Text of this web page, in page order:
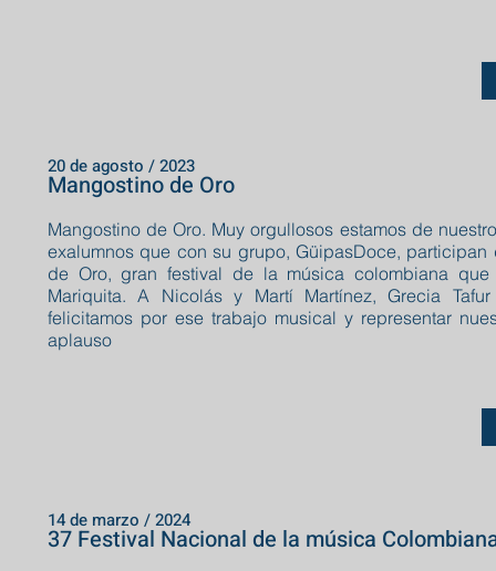
Mangostino de Oro. Muy orgullosos estamos de
exalumnos que con su grupo, GüipasDoce, participan
de Oro, gran festival de la música colombiana
Mariquita. A Nicolás y Martí Martínez, Grecia
felicitamos por ese trabajo musical y representar
aplauso
Mangostino de Oro
20 de agosto / 2023
37 Festival Nacional de la música
14 de marzo / 2024